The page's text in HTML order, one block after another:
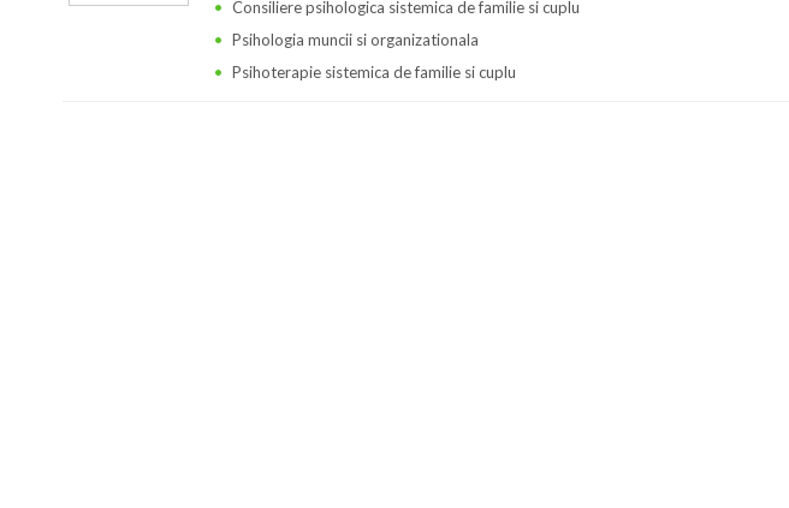
Consiliere psihologica sistemica de familie si cuplu
Psihologia muncii si organizationala
Psihoterapie sistemica de familie si cuplu